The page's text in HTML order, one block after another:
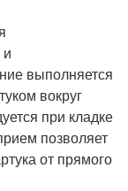
выполняется
вокруг
при кладке
позволяет
от прямого